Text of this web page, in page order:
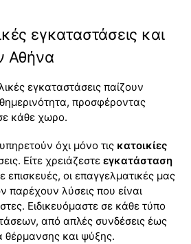
εγκαταστάσεις και
Αθήνα
εγκαταστάσεις παίζουν
προσφέροντας
κάθε χωρο.
όχι μόνο τις κατοικίες
Είτε χρειάζεστε εγκατάσταση
οι επαγγελματικές μας
παρέχουν λύσεις που είναι
Ειδικευόμαστε σε κάθε τύπο
από απλές συνδέσεις έως
θέρμανσης και ψύξης.